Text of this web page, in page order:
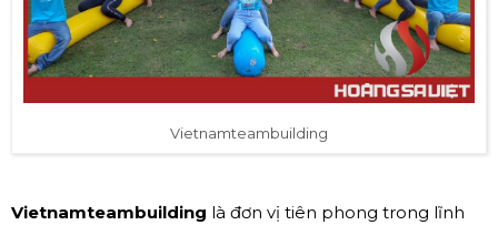
Vietnamteambuilding
Vietnamteambuilding là đơn vị tiên phong trong lĩnh